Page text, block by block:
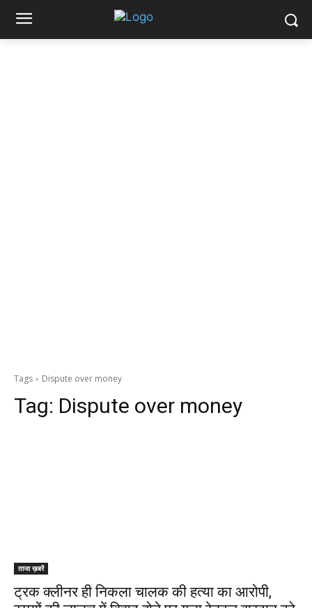
Tags Dispute over money
Tag: Dispute over money
ताजा ख़बरें
ट्रक क्लीनर ही निकला चालक की हत्या का आरोपी,